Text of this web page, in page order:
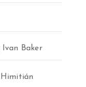
Baker
Himitián